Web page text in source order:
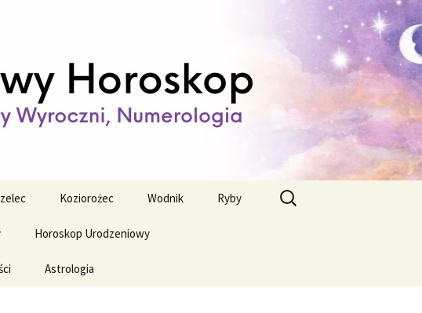
dzienny,
Koziorożec Wodnik Ryby
Horoskop Urodzeniowy
Astrologia
Szukaj: